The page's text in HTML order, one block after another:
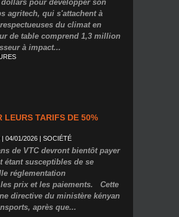
pour développer son
agritech, qui s'attachent à
du climat en
de table comprend 1,3 million
à impact...
LEURS TARIFS DE 50%
| 04/01/2026 | SOCIÉTÉ
de VTC devront bientôt payer
étant susceptibles de se
réglementation
prix et les paiements. Cette
directive du ministère kényan
après que...